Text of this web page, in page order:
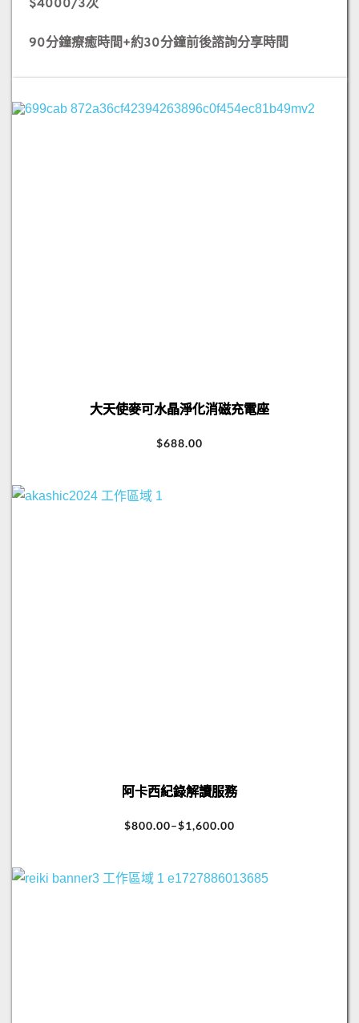
$4000/3次
90分鐘療癒時間+約30分鐘前後諮詢分享時間
大天使麥可​水晶淨化消磁充電座
$688.00
阿卡西紀錄解讀服務
$800.00–$1,600.00